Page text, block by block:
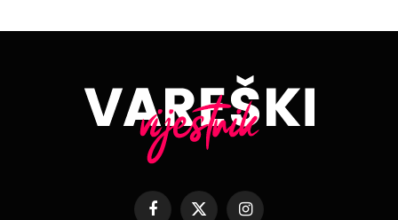
Facebook
X Instagram